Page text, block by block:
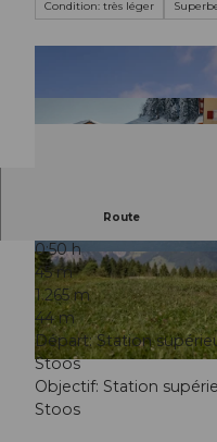
Condition: très léger
© Stoos-Muotatal Tourismus, Stoos-
© Stoos-Muotatal Tourismus, Stoos-
Route
0:50 h
45 m
1.265 m
44 m
Départ: Station
Stoos
Objectif: Station
Stoos